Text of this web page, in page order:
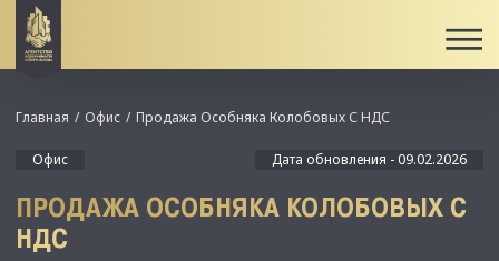
Главная Офис Продажа Особняка Колобовых С НДС
Офис Дата обновления - 09.02.2026
ПРОДАЖА ОСОБНЯКА КОЛОБОВЫХ С
НДС